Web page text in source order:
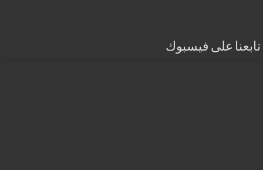
تابعنا على فيسبوك